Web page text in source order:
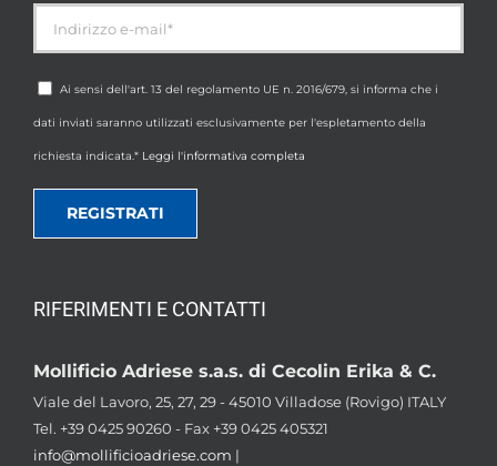
Ai sensi dell'art. 13 del regolamento UE n. 2016/679, si informa che i
dati inviati saranno utilizzati esclusivamente per l'espletamento della
richiesta indicata.* Leggi l'informativa completa
RIFERIMENTI E CONTATTI
Mollificio Adriese s.a.s. di Cecolin Erika & C.
Viale del Lavoro, 25, 27, 29 - 45010 Villadose (Rovigo) ITALY
Tel. +39 0425 90260 - Fax +39 0425 405321
info@mollificioadriese.com |